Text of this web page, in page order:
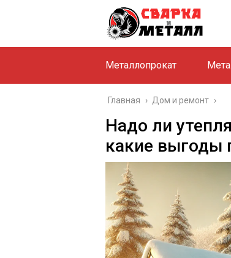
Металлопрокат
Главная › Дом и ремонт ›
Надо ли
какие выгоды